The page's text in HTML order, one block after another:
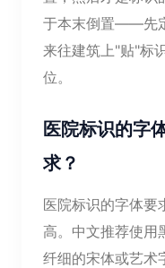
于本末倒置——先
来往建筑上"贴"标
位。
医院标识的字
求？
医院标识的字体要
高。中文推荐使用
纤细的宋体或艺术